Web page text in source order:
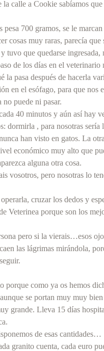
calle a Cookie sabíamos
pesa 700 gramos, se le
cosas muy raras, parecía
tuvo que quedarse ingresada,
de los días en el veterinario
la pasa después de hacerla
en el esófago, para que nos
no puede ni pasar.
40 minutos y aún así hay
dormirla , para nosotras
han visto en gatos. La
económico muy alto que
alguna otra cosa.
vosotros, pero nosotras lo
cruzar los dedos y
Veterinea porque son los
pero si la vierais…esos
las lágrimas mirándola,
porque como ya os hemos
se portan muy muy
grande. Lleva 15 días
de esas cantidades…
granito cuenta, cada euro